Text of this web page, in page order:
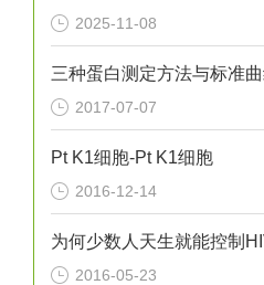
2025-11-08
三种蛋白测定方法与标准
2017-07-07
Pt K1细胞-Pt K1细胞
2016-12-14
为何少数人天生就能控制
2016-05-23